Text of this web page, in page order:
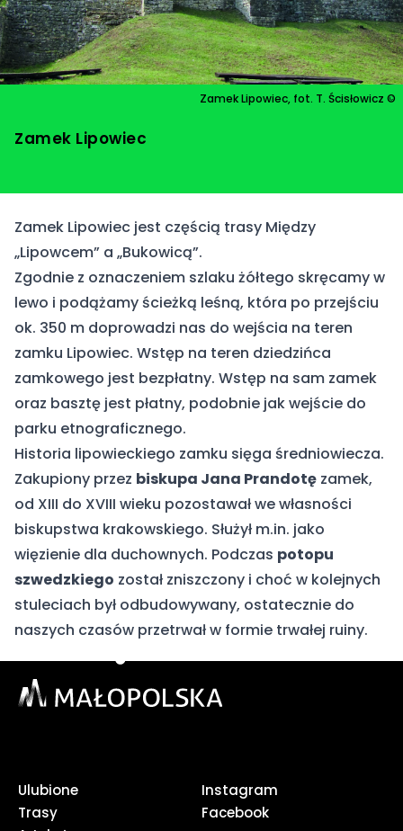
Na pole!
Nad wodę!
O nas
Zamek Lipowiec, fot. T. Ścisłowicz ©
Zamek Lipowiec
Zamek Lipowiec jest częścią trasy Między
„Lipowcem” a „Bukowicą”.
Zgodnie z oznaczeniem szlaku żółtego skręcamy w
lewo i podążamy ścieżką leśną, która po przejściu
ok. 350 m doprowadzi nas do wejścia na teren
zamku Lipowiec. Wstęp na teren dziedzińca
zamkowego jest bezpłatny. Wstęp na sam zamek
oraz basztę jest płatny, podobnie jak wejście do
parku etnograficznego.
Historia lipowieckiego zamku sięga średniowiecza.
Zakupiony przez biskupa Jana Prandotę zamek,
od XIII do XVIII wieku pozostawał we własności
biskupstwa krakowskiego. Służył m.in. jako
więzienie dla duchownych. Podczas potopu
szwedzkiego został zniszczony i choć w kolejnych
stuleciach był odbudowywany, ostatecznie do
naszych czasów przetrwał w formie trwałej ruiny.
Ulubione
Trasy
Instagram
Facebook